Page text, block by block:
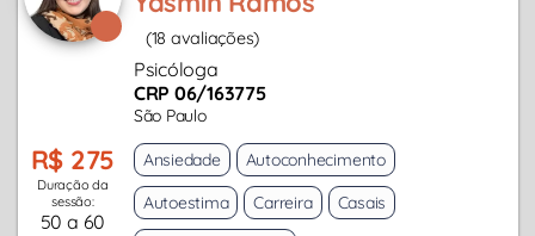
(18 avaliações)
Psicóloga
CRP 06/163775
São Paulo
R$ 275
Duração da
sessão:
50 a 60
Ansiedade
Autoconhecimento
Autoestima
Carreira
Casais